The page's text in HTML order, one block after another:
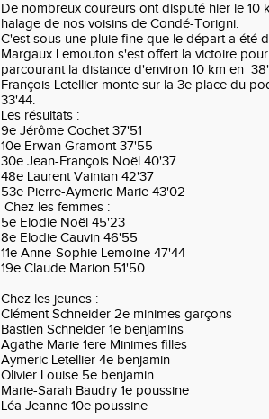
De nombreux coureurs ont disputé hier le 10
halage de nos voisins de Condé-Torigni.
C'est sous une pluie fine que le départ a été
Margaux Lemouton s'est offert la victoire
parcourant la distance d'environ 10 km en
François Letellier monte sur la 3e place du
33'44.
Les résultats :
9e Jérôme Cochet 37'51
10e Erwan Gramont 37'55
30e Jean-François Noël 40'37
48e Laurent Vaintan 42'37
53e Pierre-Aymeric Marie 43'02
Chez les femmes :
5e Elodie Noël 45'23
8e Elodie Cauvin 46'55
11e Anne-Sophie Lemoine 47'44
19e Claude Marion 51'50.
Chez les jeunes :
Clément Schneider 2e minimes garçons
Bastien Schneider 1e benjamins
Agathe Marie 1ere Minimes filles
Aymeric Letellier 4e benjamin
Olivier Louise 5e benjamin
Marie-Sarah Baudry 1e poussine
Léa Jeanne 10e poussine